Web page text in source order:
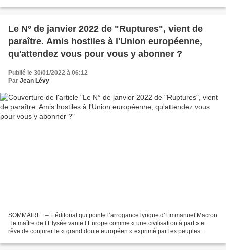
. Par Fadi...
Le N° de janvier 2022 de "Ruptures", vient de
paraître. Amis hostiles à l'Union européenne,
qu'attendez vous pour vous y abonner ?
Publié le 30/01/2022 à 06:12
Par Jean Lévy
SOMMAIRE : – L’éditorial qui pointe l’arrogance lyrique d’Emmanuel Macron
: le maître de l’Elysée vante l’Europe comme « une civilisation à part » et
rêve de conjurer le « grand doute européen » exprimé par les peuples